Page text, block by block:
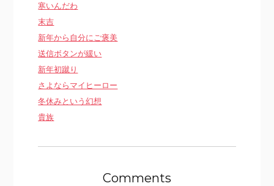
寒いんだわ
末吉
新年から自分にご褒美
送信ボタンが緩い
新年初蹴り
さよならマイヒーロー
冬休みという幻想
貴族
Comments